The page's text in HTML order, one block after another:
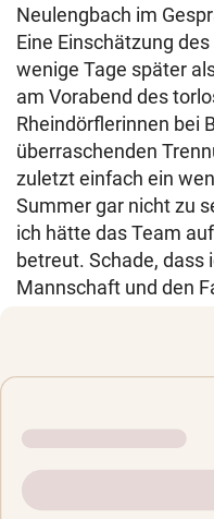
Neulengbach im
Eine Einschätzung
wenige Tage später
am Vorabend des
Rheindörflerinnen bei
überraschenden
zuletzt einfach ein
Summer gar nicht zu
ich hätte das Team
betreut. Schade, dass
Mannschaft und den